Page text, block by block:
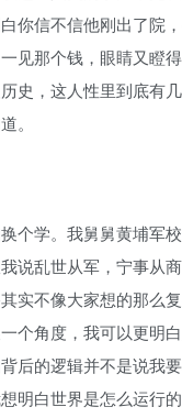
你信不信他刚出了院
见那个钱，眼睛又瞪
史，这人性里到底有
。
个学。我舅舅黄埔军
说乱世从军，宁事从
实不像大家想的那么
个角度，我可以更明
后的逻辑并不是说我
明白世界是怎么运行